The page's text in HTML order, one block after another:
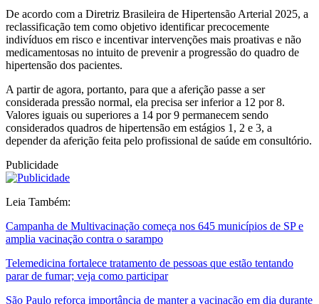
De acordo com a Diretriz Brasileira de Hipertensão Arterial 2025, a
reclassificação tem como objetivo identificar precocemente
indivíduos em risco e incentivar intervenções mais proativas e não
medicamentosas no intuito de prevenir a progressão do quadro de
hipertensão dos pacientes.
A partir de agora, portanto, para que a aferição passe a ser
considerada pressão normal, ela precisa ser inferior a 12 por 8.
Valores iguais ou superiores a 14 por 9 permanecem sendo
considerados quadros de hipertensão em estágios 1, 2 e 3, a
depender da aferição feita pelo profissional de saúde em consultório.
Publicidade
Leia Também:
Campanha de Multivacinação começa nos 645 municípios de SP e
amplia vacinação contra o sarampo
Telemedicina fortalece tratamento de pessoas que estão tentando
parar de fumar; veja como participar
São Paulo reforça importância de manter a vacinação em dia durante